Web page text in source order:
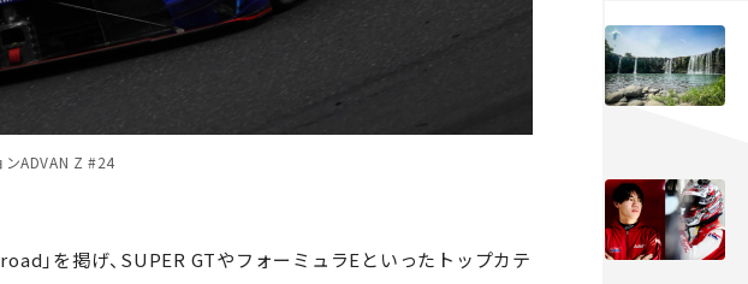
ADVAN Z #24
」を掲げ、SUPER GTやフォーミュラEといったトップカテ